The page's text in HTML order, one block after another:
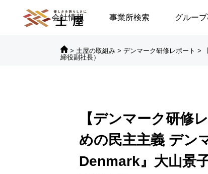
会社情報 事業所検索 グルー
【高浜代表×浅野史郎先生】
連続対談シリーズ第2回 ～
第2部～
> 土屋の取組み > デンマーク研修レポート >
締役副社長）
【デンマーク研修
めの民主主義 デン
Denmark』大山景